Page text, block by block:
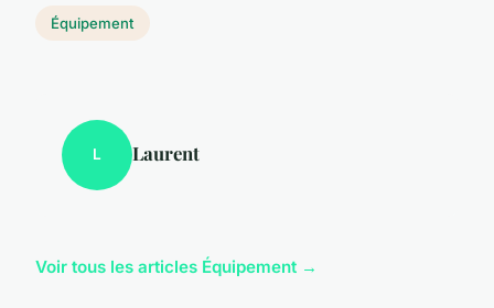
Équipement
L Laurent
Voir tous les articles Équipement →